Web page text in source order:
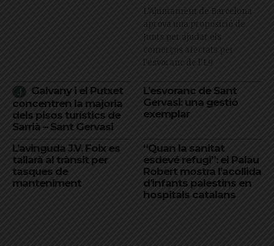
L’Ajuntament de Barcelona
aprova una proposició de
Junts per ajudar els
comerços afectats per
l'esvoranc de l'L9
Galvany i el Putxet
concentren la majoria
dels pisos turístics de
Sarrià – Sant Gervasi
L’esvoranc de Sant
Gervasi: una gestió
exemplar
L’avinguda J.V. Foix es
tallarà al trànsit per
tasques de
manteniment
“Quan la sanitat
esdevé refugi”: el Palau
Robert mostra l’acollida
d’infants palestins en
hospitals catalans